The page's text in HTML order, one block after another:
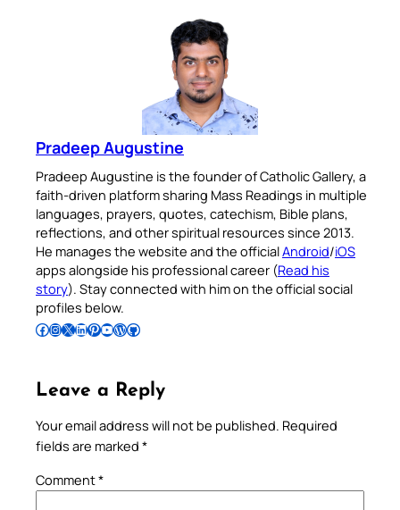
Pradeep Augustine
Pradeep Augustine is the founder of Catholic Gallery, a
faith-driven platform sharing Mass Readings in multiple
languages, prayers, quotes, catechism, Bible plans,
reflections, and other spiritual resources since 2013.
He manages the website and the officialAndroid/iOS
apps alongside his professional career (Read his
story). Stay connected with him on the official social
profiles below.
Follow Pradeep on Facebook Follow Pradeep on InstagramFollow Pradeep on X Follow Pradeep on LinkedIn Follow Pradeep on Pinterest Subscribe to Pradeep’s Youtube Channel Follow Pradeep on WordPress Follow Pradeep on GitHub
Leave a Reply
Your email address will not be published. Required
fields are marked *
Comment*